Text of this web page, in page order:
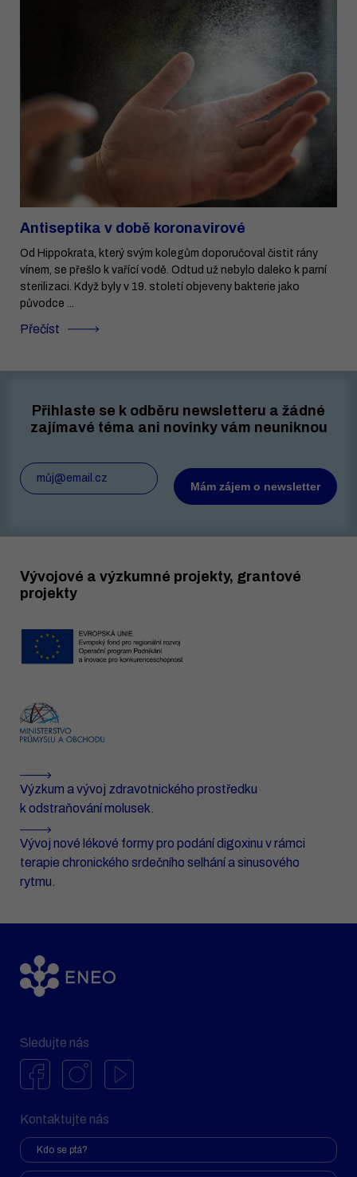
Antiseptika v době koronavirové
Od Hippokrata, který svým kolegům doporučoval čistit rány
vínem, se přešlo k vařící vodě. Odtud už nebylo daleko k parní
sterilizaci. Když byly v 19. století objeveny bakterie jako
původce ...
Přečíst
Přihlaste se k odběru newsletteru a žádné
zajímavé téma ani novinky vám neuniknou
Vývojové a výzkumné projekty, grantové
projekty
Výzkum a vývoj zdravotnického prostředku
k odstraňování molusek.
Vývoj nové lékové formy pro podání digoxinu v rámci
terapie chronického srdečního selhání a sinusového
rytmu.
Sledujte nás
Kontaktujte nás